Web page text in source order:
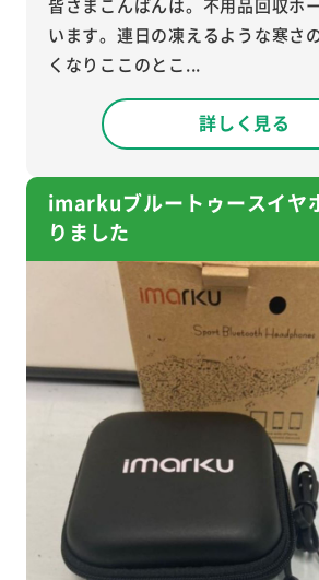
皆さまこんばんは。不用品回収ホ
います。連日の凍えるような寒さ
くなりここのとこ...
詳しく見る
imarkuブルートゥースイヤ
りました